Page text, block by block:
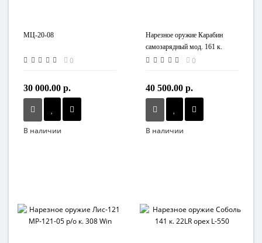
МЦ-20-08
0
30 000.00 р.
В наличии
Нарезное оружие Карабин
самозарядный мод. 161 к.
.22LR
0
40 500.00 р.
В наличии